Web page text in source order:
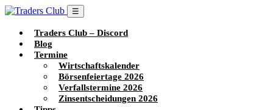
☰
Traders Club – Discord
Blog
Termine
Wirtschaftskalender
Börsenfeiertage 2026
Verfallstermine 2026
Zinsentscheidungen 2026